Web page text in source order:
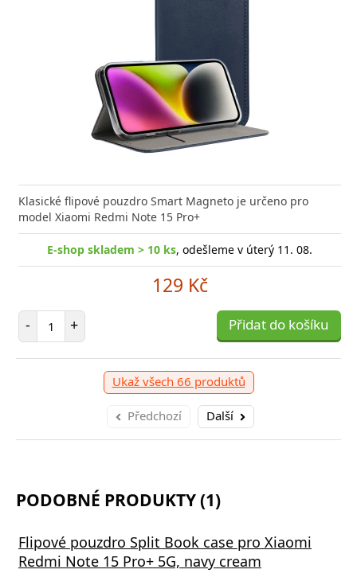
Klasické flipové pouzdro Smart Magneto je určeno pro
model Xiaomi Redmi Note 15 Pro+
E-shop skladem > 10 ks, odešleme v úterý 11. 08.
129 Kč
- Počet položek
+ Přidat do košíku
Ukaž všech 66 produktů
Předchozí Další
PODOBNÉ PRODUKTY (1)
Flipové pouzdro Split Book case pro Xiaomi
Redmi Note 15 Pro+ 5G, navy cream